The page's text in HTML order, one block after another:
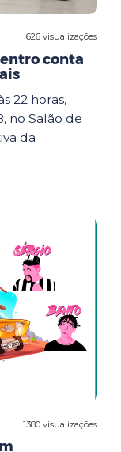
626 visualizações
conta
22 horas,
no Salão de
da
1380 visualizações